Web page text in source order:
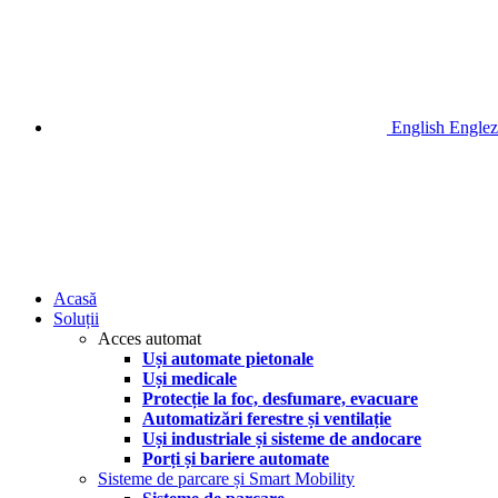
English
Acasă
Soluții
Acces automat
Uși automate pietonale
Uși medicale
Protecție la foc, desfumare, evacuare
Automatizări ferestre și ventilație
Uși industriale și sisteme de andocare
Porți și bariere automate
Sisteme de parcare și Smart Mobility